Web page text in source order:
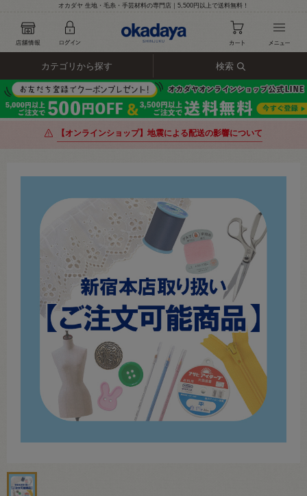
オカダヤ 生地・毛糸・手芸材料の専門店｜5,500円以上で送料無料！
カテゴリから探す 検索
【オンラインショップ】地震による配送の影響について